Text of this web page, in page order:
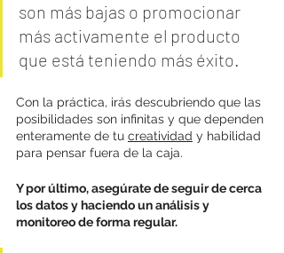
son más bajas o promocionar
más activamente el producto
que está teniendo más éxito.
Con la práctica, irás descubriendo que las
posibilidades son infinitas y que dependen
enteramente de tu creatividad y habilidad
para pensar fuera de la caja.
Y por último, asegúrate de seguir de cerca
los datos y haciendo un análisis y
monitoreo de forma regular.